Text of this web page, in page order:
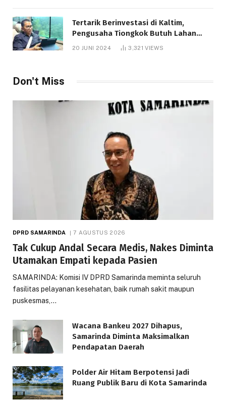
Tertarik Berinvestasi di Kaltim,
Pengusaha Tiongkok Butuh Lahan
1.000 Hektare
20 JUNI 2024 3,321VIEWS
Don't Miss
DPRD SAMARINDA 7 AGUSTUS 2026
Tak Cukup Andal Secara Medis, Nakes Diminta
Utamakan Empati kepada Pasien
SAMARINDA: Komisi IV DPRD Samarinda meminta seluruh
fasilitas pelayanan kesehatan, baik rumah sakit maupun
puskesmas,…
Wacana Bankeu 2027 Dihapus,
Samarinda Diminta Maksimalkan
Pendapatan Daerah
Polder Air Hitam Berpotensi Jadi
Ruang Publik Baru di Kota Samarinda